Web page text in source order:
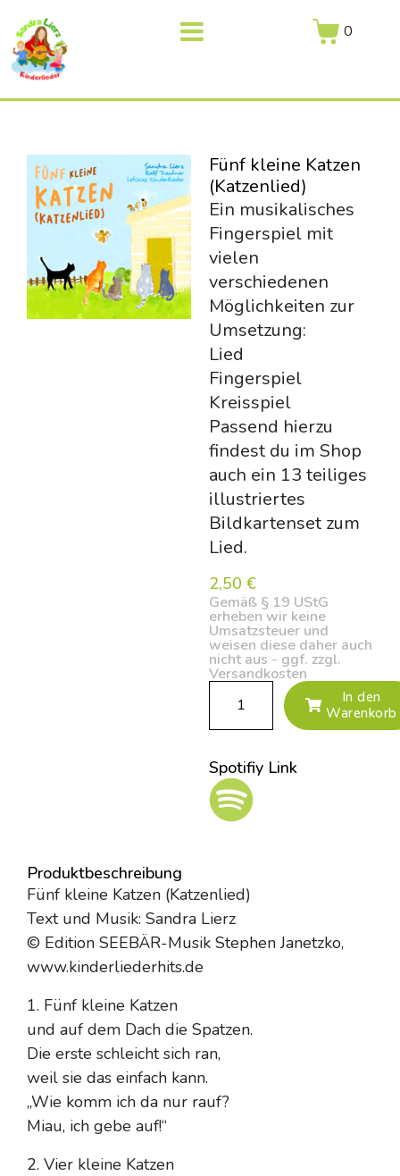
0
Fünf kleine Katzen
(Katzenlied)
Ein musikalisches
Fingerspiel mit
vielen
verschiedenen
Möglichkeiten zur
Umsetzung:
Lied
Fingerspiel
Kreisspiel
Passend hierzu
findest du im Shop
auch ein 13 teiliges
illustriertes
Bildkartenset zum
Lied.
2,50 €
Gemäß § 19 UStG
erheben wir keine
Umsatzsteuer und
weisen diese daher auch
nicht aus - ggf. zzgl.
Versandkosten
In den
Warenkorb
Spotifiy Link
Produktbeschreibung
Fünf kleine Katzen (Katzenlied)
Text und Musik: Sandra Lierz
© Edition SEEBÄR-Musik Stephen Janetzko,
www.kinderliederhits.de
1. Fünf kleine Katzen
und auf dem Dach die Spatzen.
Die erste schleicht sich ran,
weil sie das einfach kann.
„Wie komm ich da nur rauf?
Miau, ich gebe auf!“
2. Vier kleine Katzen